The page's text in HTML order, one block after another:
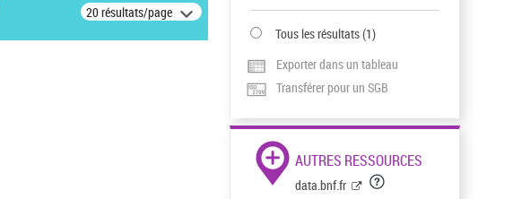
20 résultats/page
Tous les résultats(1)
Exporter dans un tableau
Transférer pour un SGB
AUTRES RESSOURCES
data.bnf.fr